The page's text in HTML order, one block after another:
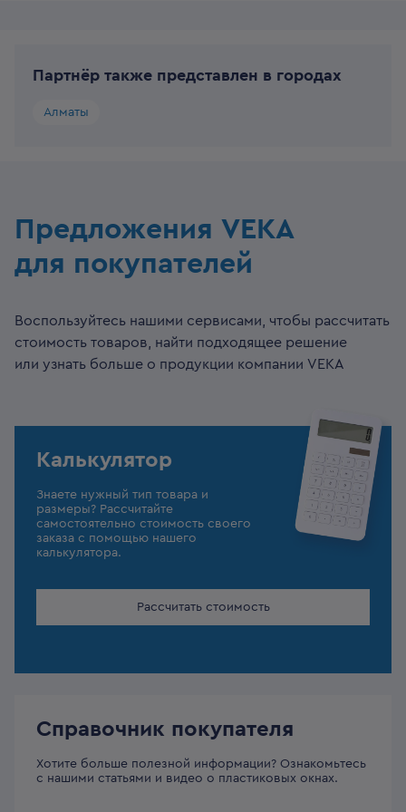
Партнёр также представлен в городах
Алматы
Предложения VEKA
для покупателей
Воспользуйтесь нашими сервисами, чтобы рассчитать
стоимость товаров, найти подходящее решение
или узнать больше о продукции компании VEKA
Калькулятор
Знаете нужный тип товара и
размеры? Рассчитайте
самостоятельно стоимость своего
заказа с помощью нашего
калькулятора.
Рассчитать стоимость
Справочник покупателя
Хотите больше полезной информации? Ознакомьтесь
с нашими статьями и видео о пластиковых окнах.